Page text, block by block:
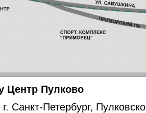
Центр Пулково
Санкт-Петербург,